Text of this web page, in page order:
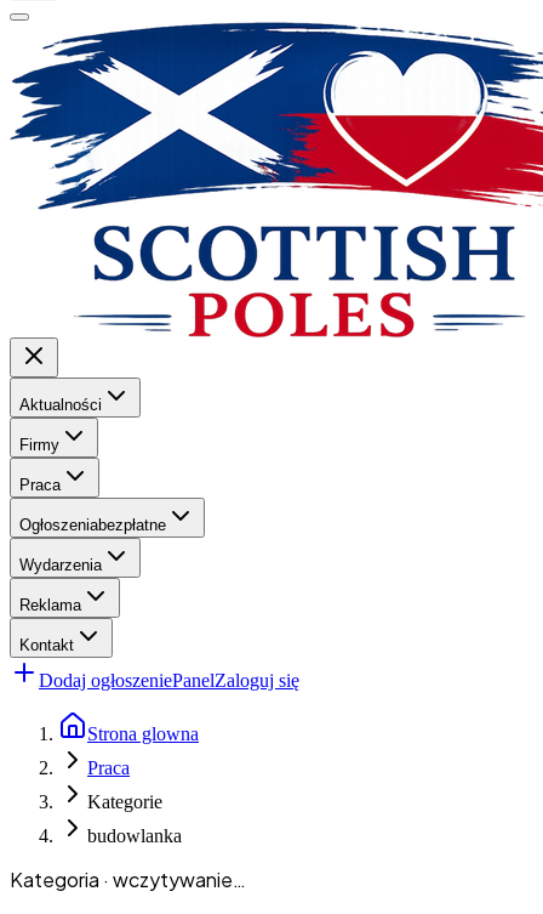
Aktualności
Firmy
Praca
Ogłoszeniabezpłatne
Wydarzenia
Reklama
Kontakt
Dodaj ogłoszeniePanelZaloguj się
Strona glowna
Praca
Kategorie
budowlanka
Kategoria · wczytywanie…